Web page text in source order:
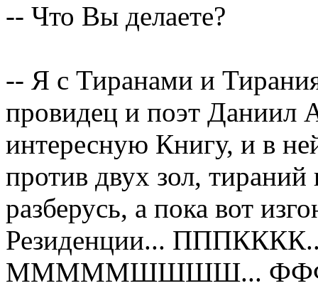
-- Что Вы делаете?
-- Я с Тиранами и
провидец и поэт Даниил
интересную Книгу, и в
против двух зол,
разберусь, а пока вот
Резиденции...
МММММШШШШ...